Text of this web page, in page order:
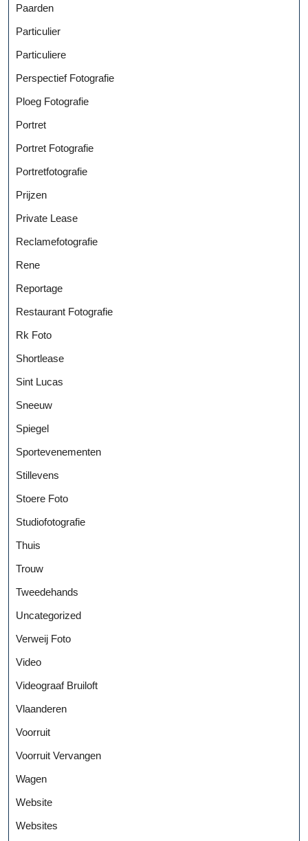
Paarden
Particulier
Particuliere
Perspectief Fotografie
Ploeg Fotografie
Portret
Portret Fotografie
Portretfotografie
Prijzen
Private Lease
Reclamefotografie
Rene
Reportage
Restaurant Fotografie
Rk Foto
Shortlease
Sint Lucas
Sneeuw
Spiegel
Sportevenementen
Stillevens
Stoere Foto
Studiofotografie
Thuis
Trouw
Tweedehands
Uncategorized
Verweij Foto
Video
Videograaf Bruiloft
Vlaanderen
Voorruit
Voorruit Vervangen
Wagen
Website
Websites